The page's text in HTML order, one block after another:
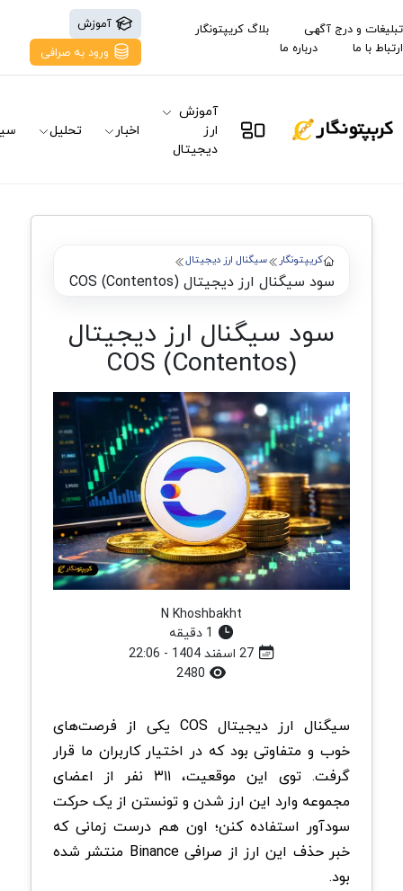
تبلیغات و درج آگهی
بلاگ کریپتونگار
ارتباط با ما
درباره ما
آموزش
ورود به صرافی
آموزش
ارز
دیجیتال
اخبار تحلیل
کریپتونگار سیگنال ارز دیجیتال
سود سیگنال ارز دیجیتال COS (Contentos)
سود سیگنال ارز دیجیتال
COS (Contentos)
N Khoshbakht
27 اسفند 1404 - 22:06
سیگنال ارز دیجیتال COS یکی از فرصت‌های
خوب و متفاوتی بود که در اختیار کاربران ما قرار
گرفت. توی این موقعیت، ۳۱۱ نفر از اعضای
مجموعه وارد این ارز شدن و تونستن از یک حرکت
سودآور استفاده کنن؛ اون هم درست زمانی که
خبر حذف این ارز از صرافی Binance منتشر شده
بود.